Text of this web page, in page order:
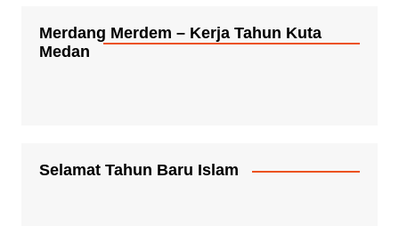
Merdang Merdem – Kerja Tahun Kuta
Medan
Selamat Tahun Baru Islam